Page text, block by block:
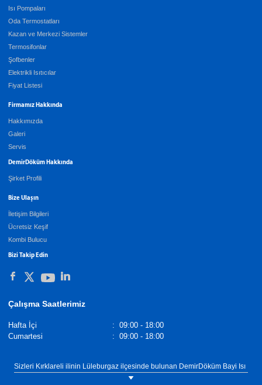
Isı Pompaları
Oda Termostatları
Kazan ve Merkezi Sistemler
Termosifonlar
Şofbenler
Elektrikli Isıtıcılar
Fiyat Listesi
Firmamız Hakkında
Hakkımızda
Galeri
Servis
DemirDöküm Hakkında
Şirket Profili
Bize Ulaşın
İletişim Bilgileri
Ücretsiz Keşif
Kombi Bulucu
Bizi Takip Edin
Çalışma Saatlerimiz
Hafta İçi : 09:00 - 18:00
Cumartesi
: 09:00 - 18:00
Sizleri Kırklareli ilinin Lüleburgaz ilçesinde bulunan DemirDöküm Bayi Isı
Doğalgaz showroomumuza bekliyoruz. Tel: 0(288) 417 33 56